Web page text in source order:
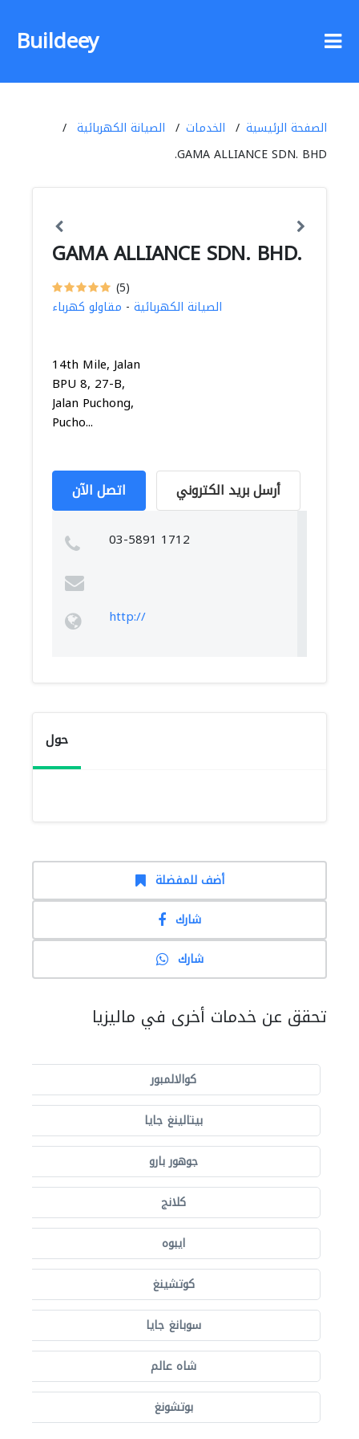
Buildeey
الصفحة الرئيسية الخدمات
الصيانة الكهربائية
GAMA ALLIANCE SDN. BHD.
GAMA ALLIANCE SDN. BHD.
(5)
الصيانة الكهربائية - مقاولو كهرباء
14th Mile, Jalan
BPU 8, 27-B,
Jalan Puchong,
Pucho...
اتصل الآن أرسل بريد الكتروني
03-5891 1712
http://
حول
أضف للمفضلة
شارك
شارك
تحقق عن خدمات أخرى في ماليزيا
كوالالمبور
بيتالينغ جايا
جوهور بارو
كلانج
ايبوه
كوتشينغ
سوبانغ جايا
شاه عالم
بوتشونغ